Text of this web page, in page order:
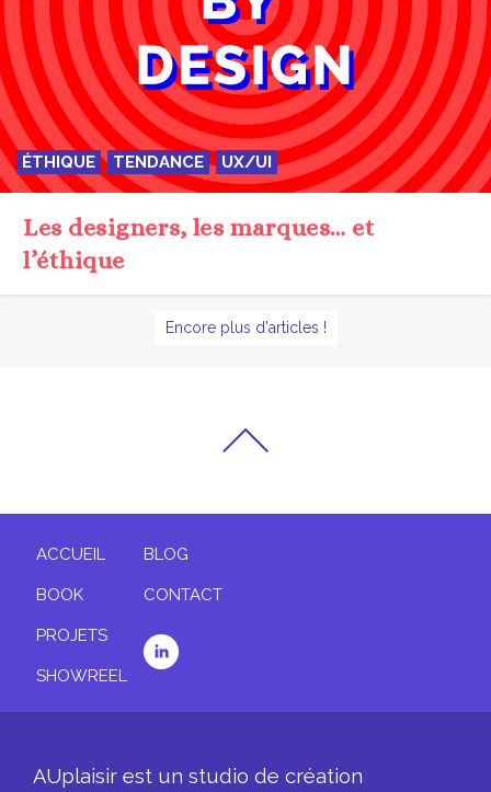
ÉTHIQUE TENDANCE UX/UI
Les designers, les marques… et
l’éthique
Encore plus d'articles !
ACCUEIL
BOOK
PROJETS
SHOWREEL
BLOG
CONTACT
AUplaisir est un studio de création